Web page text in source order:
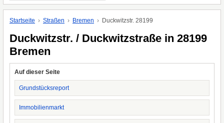
Startseite Straßen Bremen Duckwitzstr. 28199
Duckwitzstr. / Duckwitzstraße in 28199
Bremen
Auf dieser Seite
Grundstücksreport
Immobilienmarkt